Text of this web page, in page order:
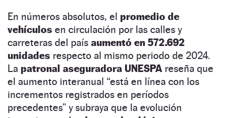
En números absolutos, el promedio de
vehículos en circulación por las calles y
carreteras del país aumentó en 572.692
unidades respecto al mismo periodo de 2024.
La patronal aseguradora UNESPA reseña que
el aumento interanual “está en línea con los
incrementos registrados en períodos
precedentes” y subraya que la evolución